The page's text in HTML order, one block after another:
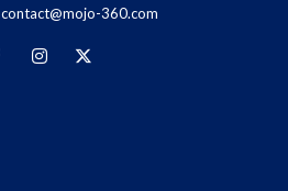
contact@mojo-360.com